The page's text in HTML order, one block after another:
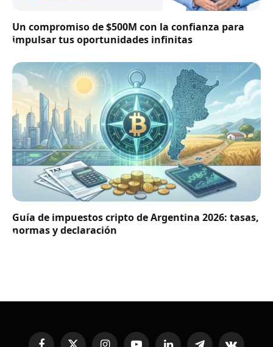
Un compromiso de $500M con la confianza para
impulsar tus oportunidades infinitas
Guía de impuestos cripto de Argentina 2026: tasas,
normas y declaración